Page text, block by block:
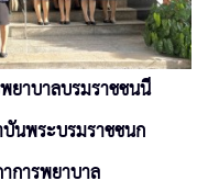
ยาบาลบรมราชชนนี
นพระบรมราชชนก
การพยาบาล